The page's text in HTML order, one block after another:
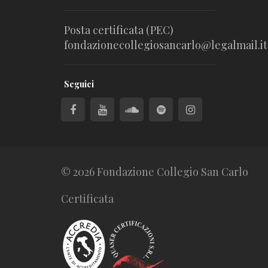
Posta certificata (PEC)
fondazionecollegiosancarlo@legalmail.it
Seguici
© 2026 Fondazione Collegio San Carlo
Certificata